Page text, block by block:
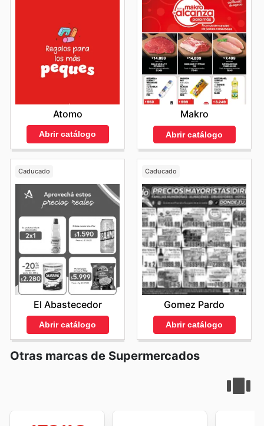
Atomo
Abrir catálogo
Makro
Abrir catálogo
Caducado
El Abastecedor
Abrir catálogo
Caducado
Gomez Pardo
Abrir catálogo
Otras marcas de Supermercados